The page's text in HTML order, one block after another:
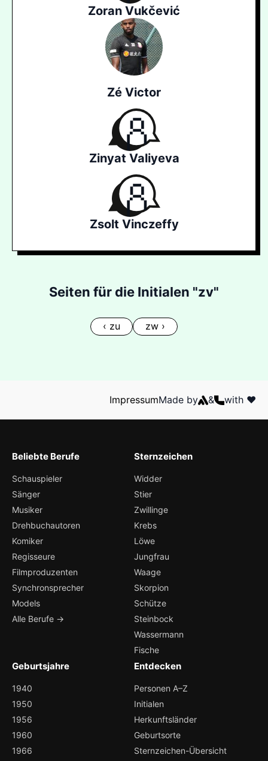
Zoran Vukčević
Zé Victor
Zinyat Valiyeva
Zsolt Vinczeffy
Seiten für die Initialen "zv"
‹ zu zw ›
ImpressumMade by & with ❤️
Beliebte Berufe
Schauspieler
Sänger
Musiker
Drehbuchautoren
Komiker
Regisseure
Filmproduzenten
Synchronsprecher
Models
Alle Berufe →
Sternzeichen
Widder
Stier
Zwillinge
Krebs
Löwe
Jungfrau
Waage
Skorpion
Schütze
Steinbock
Wassermann
Fische
Geburtsjahre
1940
1950
1956
1960
1966
Entdecken
Personen A–Z
Initialen
Herkunftsländer
Geburtsorte
Sternzeichen-Übersicht